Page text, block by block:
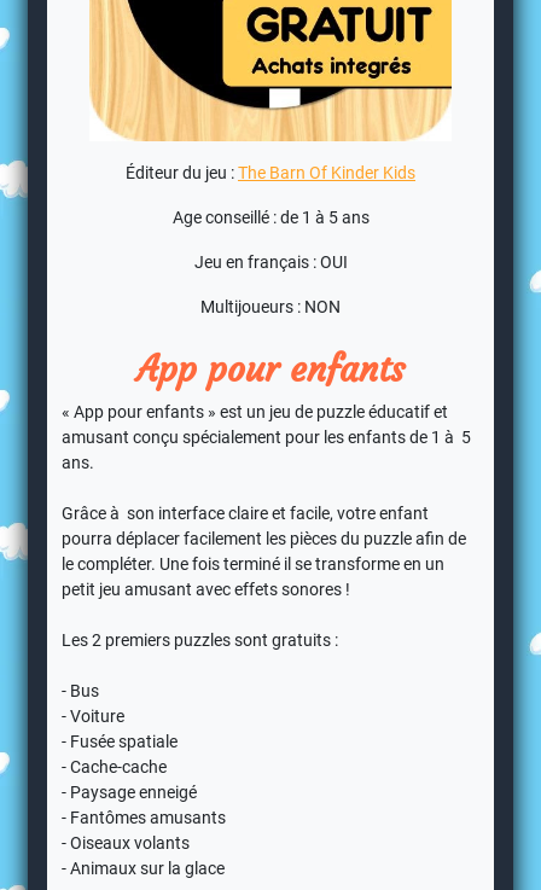
Éditeur du jeu :The Barn Of Kinder Kids
Age conseillé : de 1 à 5 ans
Jeu en français : OUI
Multijoueurs : NON
App pour enfants
« App pour enfants » est un jeu de puzzle éducatif et
amusant conçu spécialement pour les enfants de 1 à 5
ans.
Grâce à son interface claire et facile, votre enfant
pourra déplacer facilement les pièces du puzzle afin de
le compléter. Une fois terminé il se transforme en un
petit jeu amusant avec effets sonores !
Les 2 premiers puzzles sont gratuits :
- Bus
- Voiture
- Fusée spatiale
- Cache-cache
- Paysage enneigé
- Fantômes amusants
- Oiseaux volants
- Animaux sur la glace